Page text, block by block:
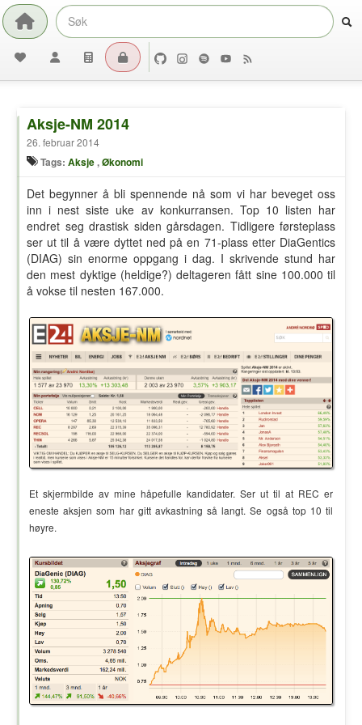
Aksje-NM 2014
26. februar 2014
Tags: Aksje,Økonomi
Det begynner å bli spennende nå som vi har beveget oss
inn i nest siste uke av konkurransen. Top 10 listen har
endret seg drastisk siden gårsdagen. Tidligere førsteplass
ser ut til å være dyttet ned på en 71-plass etter DiaGentics
(DIAG) sin enorme oppgang i dag. I skrivende stund har
den mest dyktige (heldige?) deltageren fått sine 100.000 til
å vokse til nesten 167.000.
Et skjermbilde av mine håpefulle kandidater. Ser ut til at REC er
eneste aksjen som har gitt avkastning så langt. Se også top 10 til
høyre.